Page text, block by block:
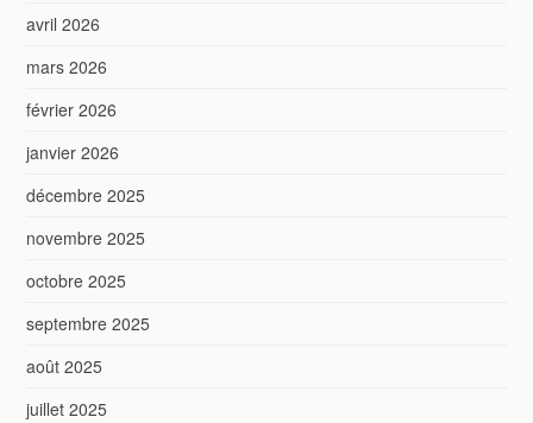
avril 2026
mars 2026
février 2026
janvier 2026
décembre 2025
novembre 2025
octobre 2025
septembre 2025
août 2025
juillet 2025